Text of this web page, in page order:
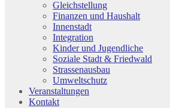
Gleichstellung
Finanzen und Haushalt
Innenstadt
Integration
Kinder und Jugendliche
Soziale Stadt & Friedwald
Strassenausbau
Umweltschutz
Veranstaltungen
Kontakt